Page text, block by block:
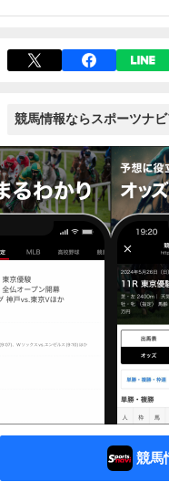
競馬情報ならスポーツナビ
競馬